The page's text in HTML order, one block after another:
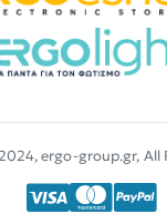
ergo-group.gr, All